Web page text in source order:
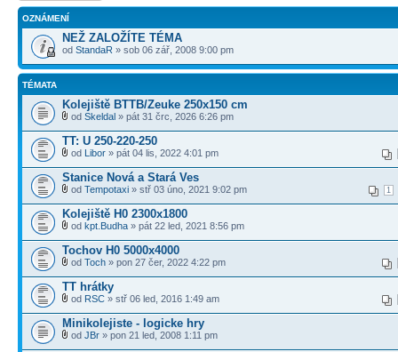
OZNÁMENÍ
NEŽ ZALOŽÍTE TÉMA
od StandaR » sob 06 zář, 2008 9:00 pm
TÉMATA
Kolejiště BTTB/Zeuke 250x150 cm
od Skeldal » pát 31 črc, 2026 6:26 pm
TT: U 250-220-250
od Libor » pát 04 lis, 2022 4:01 pm
Stanice Nová a Stará Ves
1
od Tempotaxi » stř 03 úno, 2021 9:02 pm
Kolejiště H0 2300x1800
od kpt.Budha » pát 22 led, 2021 8:56 pm
Tochov H0 5000x4000
od Toch » pon 27 čer, 2022 4:22 pm
TT hrátky
od RSC » stř 06 led, 2016 1:49 am
Minikolejiste - logicke hry
od JBr » pon 21 led, 2008 1:11 pm